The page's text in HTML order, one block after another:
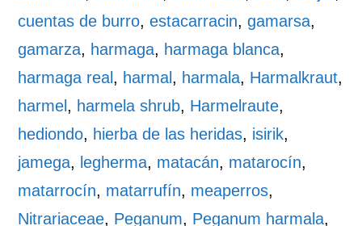
cuentas de burro,estacarracin,gamarsa,
gamarza, harmaga, harmaga blanca,
harmaga real , harmal , harmala, Harmalkraut,
harmel , harmela shrub, Harmelraute,
hediondo, hierba de las heridas, isirik,
jamega, legherma, matacán, matarocín,
matarrocín, matarrufín, meaperros,
Nitrariaceae, Peganum, Peganum harmala,